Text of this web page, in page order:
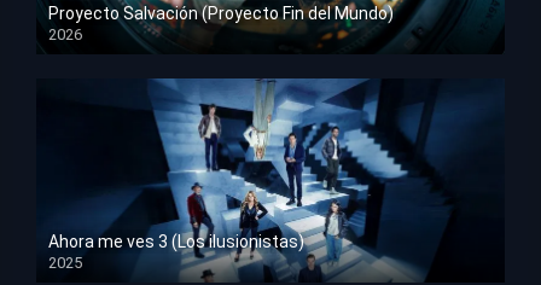
Proyecto Salvación (Proyecto Fin del Mundo)
2026
HD 1080p
Ahora me ves 3 (Los ilusionistas)
2025
HD 1080p